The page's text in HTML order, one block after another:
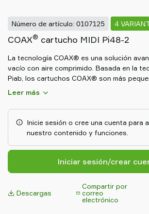
Número de artículo: 0107125 4
COAX® cartucho MIDI Pi48-2
La tecnología COAX® es una solución
vacío con aire comprimido. Basada en la
Piab, los cartuchos COAX® son más
fiables que eyectores convencionales, lo
cartucho de dos etapas COAX® MICRO
eyector multietapa más pequeño del
hace adecuado para ser integrado cerca
alimentación durante aplicaciones de "pick-
pequeños objetos a alta velocidad.El
COAX® MINI tiene dimensiones de montaje
cartucho de tres etapas COAX® MINI tiene
dimensiones pequeñas de montaje y el
etapas COAX® MIDI tiene alto caudal
Leer más
Inicie sesión o cree una cuenta para
nuestro contenido y funciones.
Iniciar sesión/crear
Descargas
Compartir por
correo
electrónico